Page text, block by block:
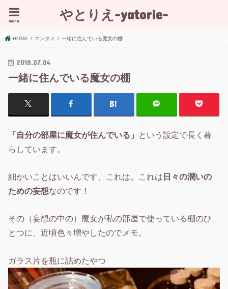
やとりえ-yatorie-
menu
HOME エンタメ 一緒に住んでいる魔女の棚
2018.07.04
一緒に住んでいる魔女の棚
「自分の部屋に魔女が住んでいる」
という設定で長く暮
らしています。
細かいことはいいんです、これは。これは 日々の潤いの
ための妄想なのです！
その（妄想の中の）魔女が私の部屋で使っている棚のひ
とつに、近頃色々増やしたのでメモ。
ガラス片を瓶に詰めたやつ